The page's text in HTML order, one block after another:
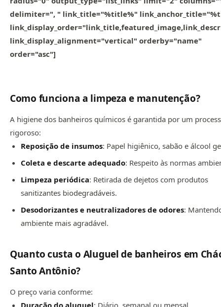
delimiter=", " link_title="%title%"
link_display_alignment="vertical" orderby="name"
order="asc"]
Como funciona a limpeza e manutenção?
A higiene dos banheiros químicos é garantida por um
rigoroso:
Reposição de insumos: Papel higiênico, sabão e álcool
Coleta e descarte adequado: Respeito às normas
Limpeza periódica: Retirada de dejetos com produtos
sanitizantes biodegradáveis.
Desodorizantes e neutralizadores de odores:
ambiente mais agradável.
Quanto custa o Aluguel de banheiros em
Santo Antônio?
O preço varia conforme: